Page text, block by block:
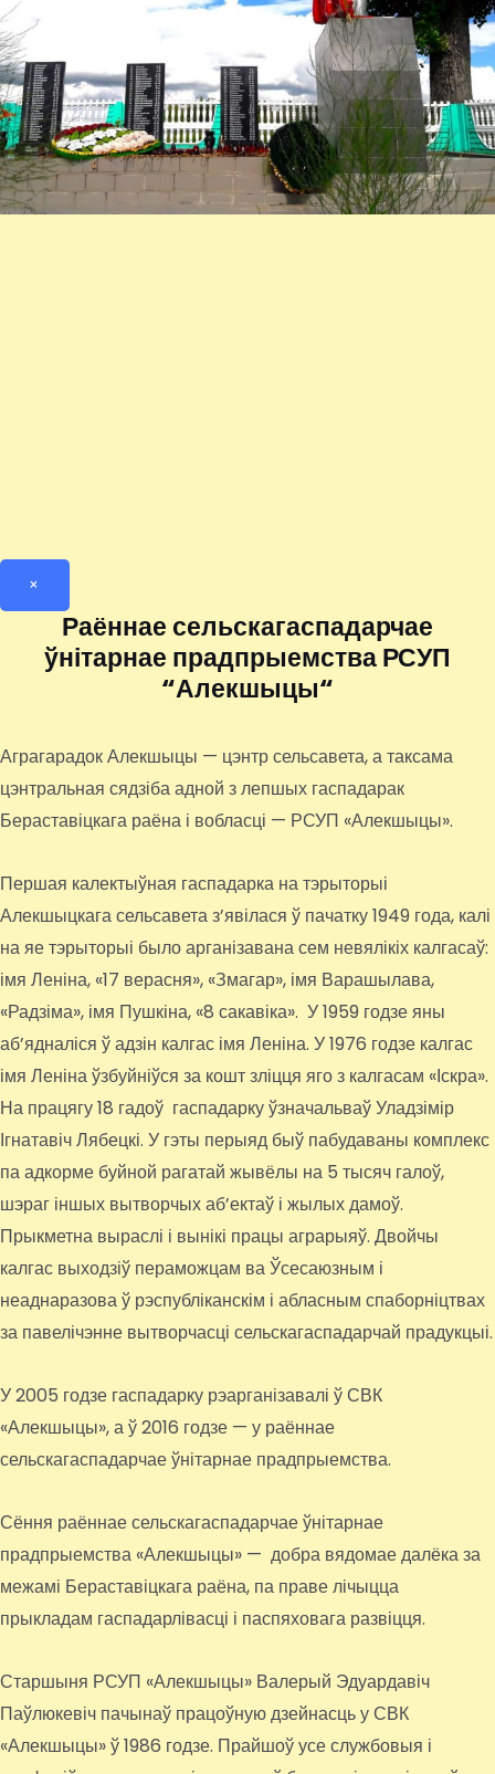
×
Раённае сельскагаспадарчае
ўнітарнае прадпрыемства РСУП
“Алекшыцы“
Аграгарадок Алекшыцы — цэнтр сельсавета, а таксама
цэнтральная сядзіба адной з лепшых гаспадарак
Бераставіцкага раёна і вобласці — РСУП «Алекшыцы».
Першая калектыўная гаспадарка на тэрыторыі
Алекшыцкага сельсавета з’явілася ў пачатку 1949 года, калі
на яе тэрыторыі было арганізавана сем невялікіх калгасаў:
імя Леніна, «17 верасня», «Змагар», імя Варашылава,
«Радзіма», імя Пушкіна, «8 сакавіка». У 1959 годзе яны
аб’ядналіся ў адзін калгас імя Леніна. У 1976 годзе калгас
імя Леніна ўзбуйніўся за кошт зліцця яго з калгасам «Іскра».
На працягу 18 гадоў гаспадарку ўзначальваў Уладзімір
Ігнатавіч Лябецкі. У гэты перыяд быў пабудаваны комплекс
па адкорме буйной рагатай жывёлы на 5 тысяч галоў,
шэраг іншых вытворчых аб’ектаў і жылых дамоў.
Прыкметна выраслі і вынікі працы аграрыяў. Двойчы
калгас выходзіў пераможцам ва Ўсесаюзным і
неаднаразова ў рэспубліканскім і абласным спаборніцтвах
за павелічэнне вытворчасці сельскагаспадарчай прадукцыі.
У 2005 годзе гаспадарку рэарганізавалі ў СВК
«Алекшыцы», а ў 2016 годзе — у раённае
сельскагаспадарчае ўнітарнае прадпрыемства.
Сёння раённае сельскагаспадарчае ўнітарнае
прадпрыемства «Алекшыцы» — добра вядомае далёка за
межамі Бераставіцкага раёна, па праве лічыцца
прыкладам гаспадарлівасці і паспяховага развіцця.
Старшыня РСУП «Алекшыцы» Валерый Эдуардавіч
Паўлюкевіч пачынаў працоўную дзейнасць у СВК
«Алекшыцы» ў 1986 годзе. Прайшоў усе службовыя і